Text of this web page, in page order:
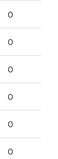
O
O
O
O
O
O